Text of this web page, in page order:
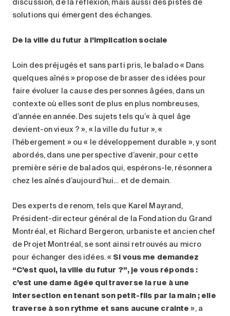
discussion, de la réflexion, mais aussi des pistes de
solutions qui émergent des échanges.
De la ville du futur à l’implication sociale
Loin des préjugés et sans parti pris, le balado « Dans
quelques aînés » propose de brasser des idées pour
faire évoluer la cause des personnes âgées, dans un
contexte où elles sont de plus en plus nombreuses,
d’année en année. Des sujets tels qu’« à quel âge
devient-on vieux ? », « la ville du futur », «
l’hébergement » ou « le développement durable », y sont
abordés, dans une perspective d’avenir, pour cette
première série de balados qui, espérons-le, résonnera
chez les aînés d’aujourd’hui… et de demain.
Des experts de renom, tels que Karel Mayrand,
Président-directeur général de la Fondation du Grand
Montréal, et Richard Bergeron, urbaniste et ancien chef
de Projet Montréal, se sont ainsi retrouvés au micro
pour échanger des idées. « Si vous me demandez
“C’est quoi, la ville du futur ?”, je vous réponds :
c’est une dame âgée qui traverse la rue à une
intersection en tenant son petit-fils par la main ; elle
traverse à son rythme et sans aucune crainte », a